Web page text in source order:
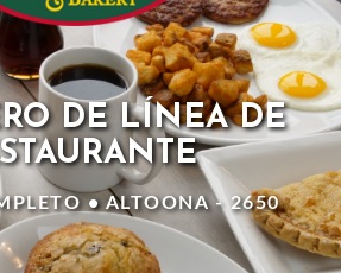
DE LÍNEA DE
• ALTOONA - 2650